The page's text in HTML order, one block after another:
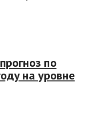
по
на уровне